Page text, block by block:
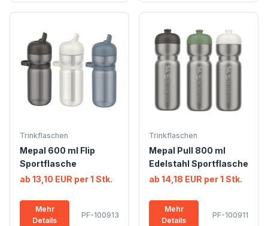
Trinkflaschen
Mepal 600 ml Flip
Sportflasche
ab 13,10 EUR per 1 Stk.
Mehr
Details
PF-100913
Trinkflaschen
Mepal Pull 800 ml
Edelstahl Sportflasche
ab 14,18 EUR per 1 Stk.
Mehr
Details
PF-100911